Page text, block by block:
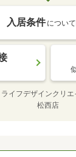
入居条件 につい
ライフデザインクリ
松西店